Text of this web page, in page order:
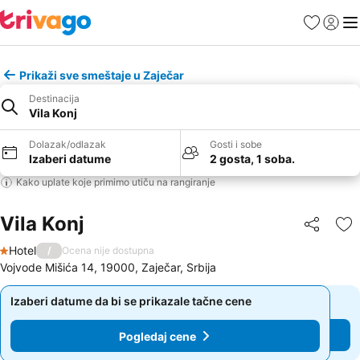
FavoritiPrijavi
Prikaži sve smeštaje u Zaječar
Destinacija
Vila Konj
Dolazak/odlazak
Izaberi datume
Gosti i sobe
2 gosta, 1 soba.
Kako uplate koje primimo utiču na rangiranje
Vila Konj Deli
1 Zvezdice
Hotel / Ocena nije dostupna
Vojvode Mišića 14, 19000, Zaječar, Srbija
Izaberi datume da bi se prikazale tačne cene
Pogledaj cene
Izaberi datume da bi se prikazale tačne cene
Pogledaj cene